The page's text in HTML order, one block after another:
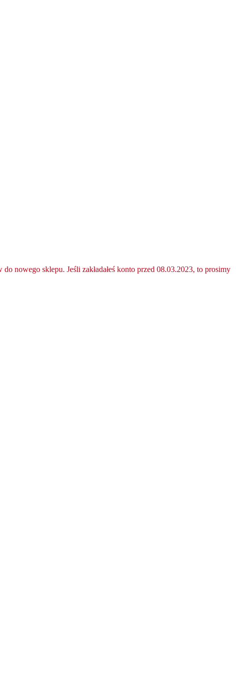
nowego sklepu. Jeśli zakładałeś konto przed 08.03.2023, to prosimy